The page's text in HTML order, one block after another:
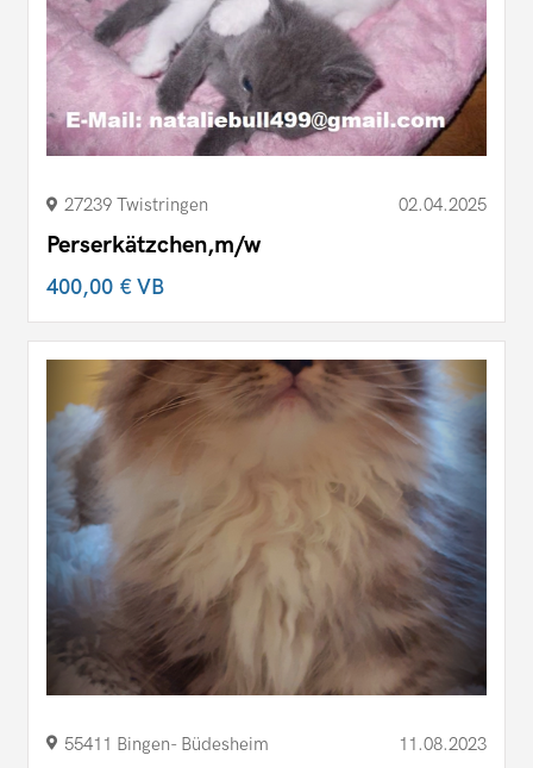
27239 Twistringen 02.04.2025
Perserkätzchen,m/w
400,00 €VB
55411 Bingen- Büdesheim 11.08.2023